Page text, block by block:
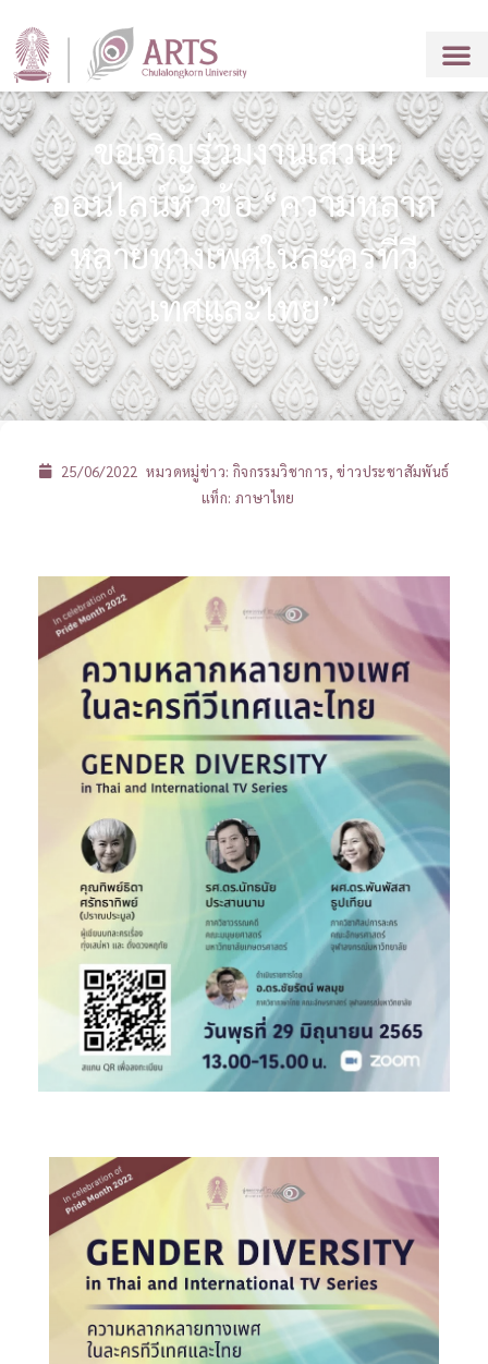
ขอเชิญร่วมงานเสวนา
ออนไลน์หัวข้อ “ความหลาก
หลายทางเพศในละครทีวี
เทศและไทย”
25/06/2022 หมวดหมู่ข่าว: กิจกรรมวิชาการ,ข่าวประชาสัมพันธ์
แท็ก: ภาษาไทย